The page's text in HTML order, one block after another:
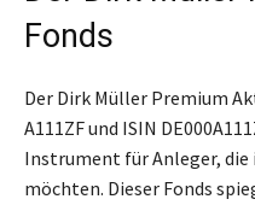
Fonds
Der Dirk Müller Premium
A111ZF und ISIN
Instrument für Anleger, die
möchten. Dieser Fonds